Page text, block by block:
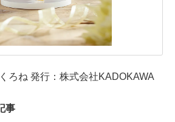
ろね 発行：株式会社KADOKAWA
事